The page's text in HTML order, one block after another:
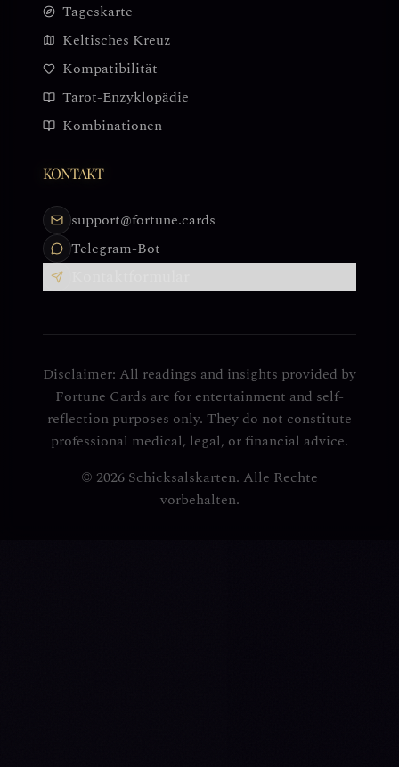
Tageskarte
Keltisches Kreuz
Kompatibilität
Tarot-Enzyklopädie
Kombinationen
KONTAKT
support@fortune.cards
Telegram-Bot
Disclaimer: All readings and insights provided by
Fortune Cards are for entertainment and self-
reflection purposes only. They do not constitute
professional medical, legal, or financial advice.
© 2026 Schicksalskarten. Alle Rechte
vorbehalten.